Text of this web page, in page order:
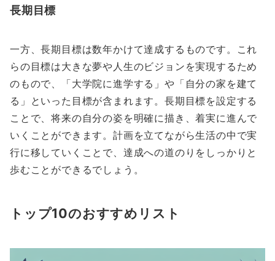
長期目標
一方、長期目標は数年かけて達成するものです。これ
らの目標は大きな夢や人生のビジョンを実現するため
のもので、「大学院に進学する」や「自分の家を建て
る」といった目標が含まれます。長期目標を設定する
ことで、将来の自分の姿を明確に描き、着実に進んで
いくことができます。計画を立てながら生活の中で実
行に移していくことで、達成への道のりをしっかりと
歩むことができるでしょう。
トップ10のおすすめリスト